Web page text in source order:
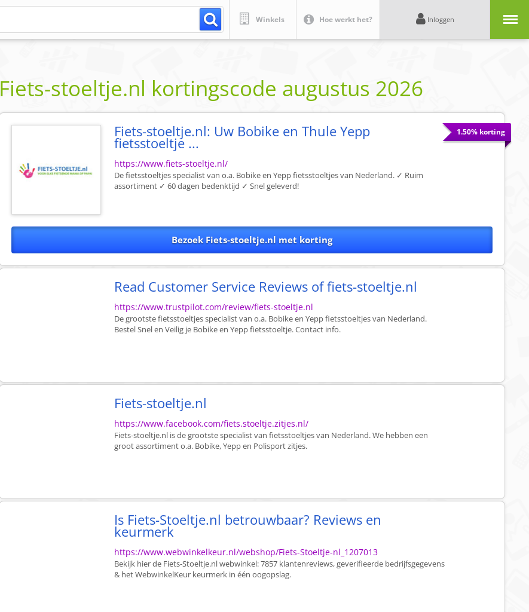
Winkels Hoe werkt het? Inloggen
Fiets-stoeltje.nl kortingscode augustus 2026
1.50% korting
Fiets-stoeltje.nl: Uw Bobike en Thule Yepp
fietsstoeltje ...
https://www.fiets-stoeltje.nl/
De fietsstoeltjes specialist van o.a. Bobike en Yepp fietsstoeltjes van Nederland. ✓ Ruim
assortiment ✓ 60 dagen bedenktijd ✓ Snel geleverd!
Bezoek Fiets-stoeltje.nl met korting
Read Customer Service Reviews of fiets-stoeltje.nl
https://www.trustpilot.com/review/fiets-stoeltje.nl
De grootste fietsstoeltjes specialist van o.a. Bobike en Yepp fietsstoeltjes van Nederland.
Bestel Snel en Veilig je Bobike en Yepp fietsstoeltje. Contact info.
Fiets-stoeltje.nl
https://www.facebook.com/fiets.stoeltje.zitjes.nl/
Fiets-stoeltje.nl is de grootste specialist van fietsstoeltjes van Nederland. We hebben een
groot assortiment o.a. Bobike, Yepp en Polisport zitjes.
Is Fiets-Stoeltje.nl betrouwbaar? Reviews en
keurmerk
https://www.webwinkelkeur.nl/webshop/Fiets-Stoeltje-nl_1207013
Bekijk hier de Fiets-Stoeltje.nl webwinkel: 7857 klantenreviews, geverifieerde bedrijfsgegevens
& het WebwinkelKeur keurmerk in één oogopslag.